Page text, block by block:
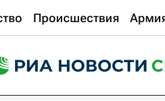
Происшествия